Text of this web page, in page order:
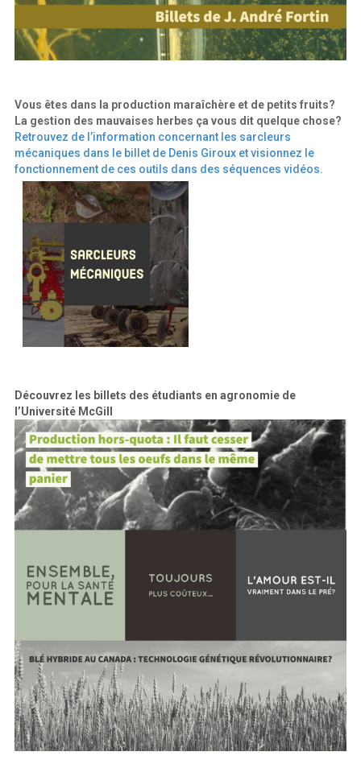
Vous êtes dans la production maraîchère et de petits fruits?
La gestion des mauvaises herbes ça vous dit quelque chose?
Retrouvez de l’information concernant les sarcleurs
mécaniques dans le billet de Denis Giroux et visionnez le
fonctionnement de ces outils dans des séquences vidéos.
Découvrez les billets des étudiants en agronomie de
l’Université McGill